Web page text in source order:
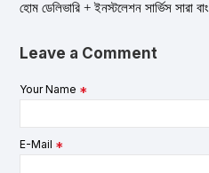
হোম ডেলিভারি + ইনস্টলেশন সার্ভিস সারা
Leave a Comment
Your Name
E-Mail